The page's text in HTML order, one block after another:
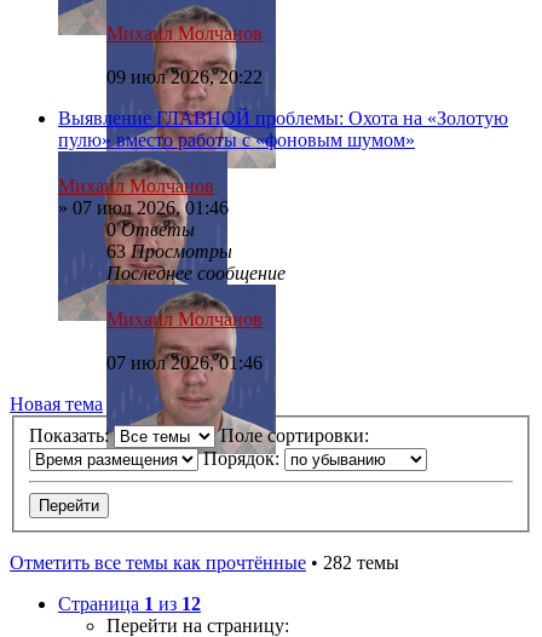
Михаил Молчанов
09 июл 2026, 20:22
Выявление ГЛАВНОЙ проблемы: Охота на «Золотую
пулю» вместо работы с «фоновым шумом»
Михаил Молчанов
» 07 июл 2026, 01:46
0Ответы
63Просмотры
Последнее сообщение
Михаил Молчанов
07 июл 2026, 01:46
Новая тема
Показать:
Поле сортировки:
Порядок:
Отметить все темы как прочтённые • 282 темы
Страница 1 из 12
Перейти на страницу: